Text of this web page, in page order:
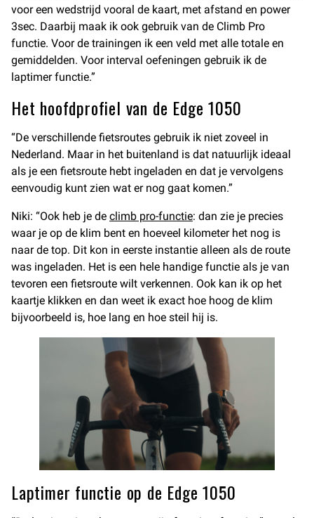
voor een wedstrijd vooral de kaart, met afstand en power
3sec. Daarbij maak ik ook gebruik van de Climb Pro
functie. Voor de trainingen ik een veld met alle totale en
gemiddelden. Voor interval oefeningen gebruik ik de
laptimer functie.”
Het hoofdprofiel van de Edge 1050
“De verschillende fietsroutes gebruik ik niet zoveel in
Nederland. Maar in het buitenland is dat natuurlijk ideaal
als je een fietsroute hebt ingeladen en dat je vervolgens
eenvoudig kunt zien wat er nog gaat komen.”
Niki: “Ook heb je de climb pro-functie: dan zie je precies
waar je op de klim bent en hoeveel kilometer het nog is
naar de top. Dit kon in eerste instantie alleen als de route
was ingeladen. Het is een hele handige functie als je van
tevoren een fietsroute wilt verkennen. Ook kan ik op het
kaartje klikken en dan weet ik exact hoe hoog de klim
bijvoorbeeld is, hoe lang en hoe steil hij is.
Laptimer functie op de Edge 1050